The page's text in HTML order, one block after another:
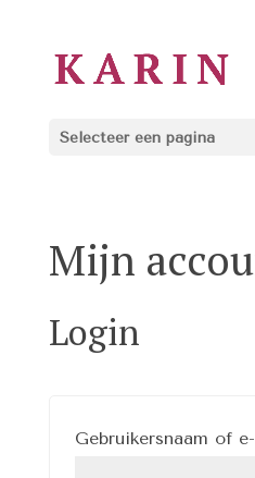
Selecteer een pagina
Mijn
Login
Gebruikersnaam of